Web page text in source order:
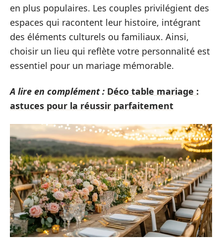
en plus populaires. Les couples privilégient des
espaces qui racontent leur histoire, intégrant
des éléments culturels ou familiaux. Ainsi,
choisir un lieu qui reflète votre personnalité est
essentiel pour un mariage mémorable.
A lire en complément : Déco table mariage :
astuces pour la réussir parfaitement